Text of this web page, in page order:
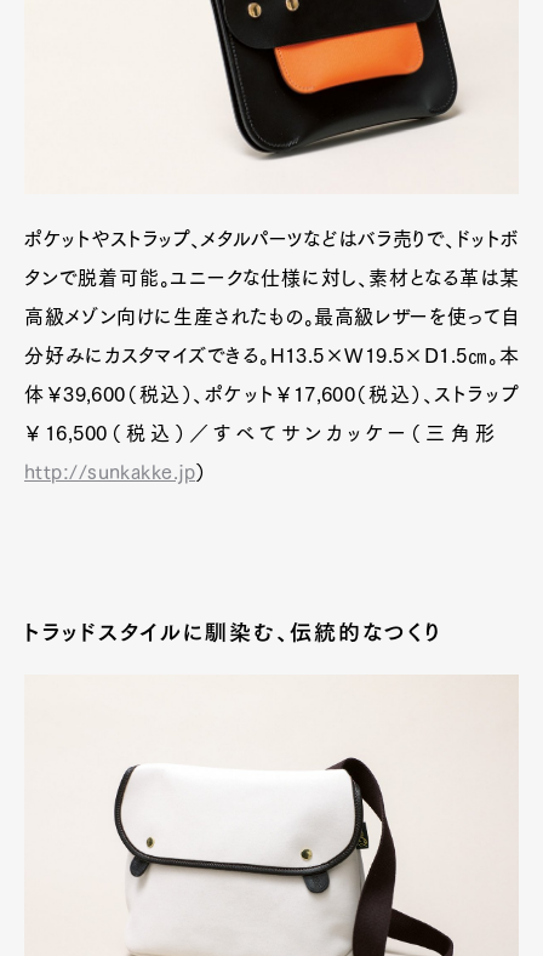
ポケットやストラップ、メタルパーツなどはバラ売りで、ドットボ
タンで脱着可能。ユニークな仕様に対し、素材となる革は某
高級メゾン向けに生産されたもの。最高級レザーを使って自
分好みにカスタマイズできる。H13.5×W19.5×D1.5㎝。本
体￥39,600（税込）、ポケット￥17,600（税込）、ストラップ
￥16,500（税込）／すべてサンカッケー（三角形
http://sunkakke.jp）
トラッドスタイルに馴染む、伝統的なつくり